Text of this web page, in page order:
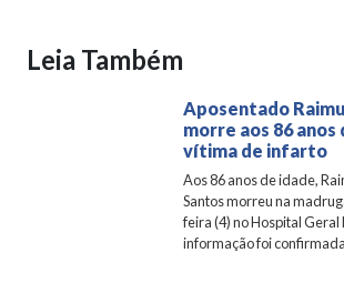
Leia Também
Aposentado
morre aos 86 anos
vítima de infarto
Aos 86 anos de idade,
Santos morreu na
feira (4) no Hospital
informação foi